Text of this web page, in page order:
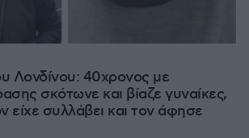
Λονδίνου: 40χρονος με
σκότωνε και βίαζε γυναίκες,
είχε συλλάβει και τον άφησε